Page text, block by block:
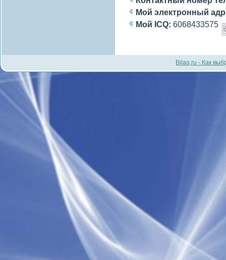
Мой электронный
Мой ICQ: 6068433575
Bilaq.ru - Как